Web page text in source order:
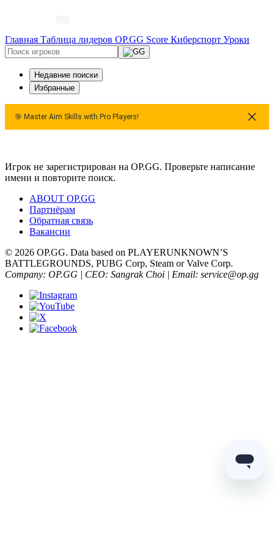
Главная Таблица лидеров OP.GG Score Киберспорт Уроки
Недавние поиски
Избранные
🎯 Master Aim Skills with Pro Players!
Игрок не зарегистрирован на OP.GG. Проверьте написание
имени и повторите поиск.
ABOUT OP.GG
Партнёрам
Обратная связь
Вакансии
© 2026 OP.GG. Data based on PLAYERUNKNOWN’S
BATTLEGROUNDS, PUBG Corp, Steam or Valve Corp.
Company: OP.GG | CEO: Sangrak Choi | Email: service@op.gg